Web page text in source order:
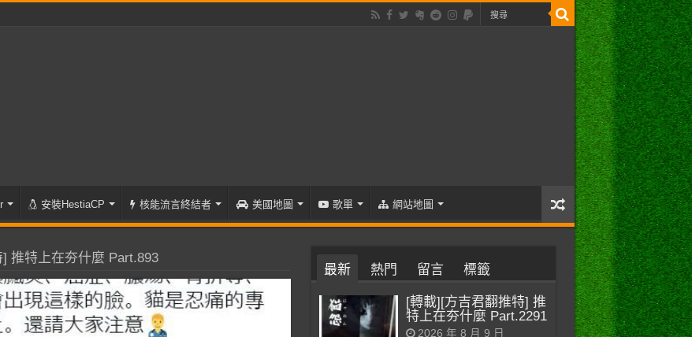
安裝HestiaCP 核能流言終結者 美國地圖 歌單 網站地圖
推特上在夯什麼 Part.893
最新 熱門 留言 標籤
[轉載][方吉君翻推特] 推
特上在夯什麼 Part.2291
2026 年 8 月 9 日